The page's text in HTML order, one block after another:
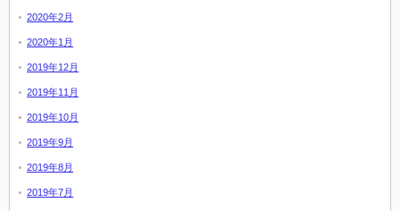
2020年2月
2020年1月
2019年12月
2019年11月
2019年10月
2019年9月
2019年8月
2019年7月